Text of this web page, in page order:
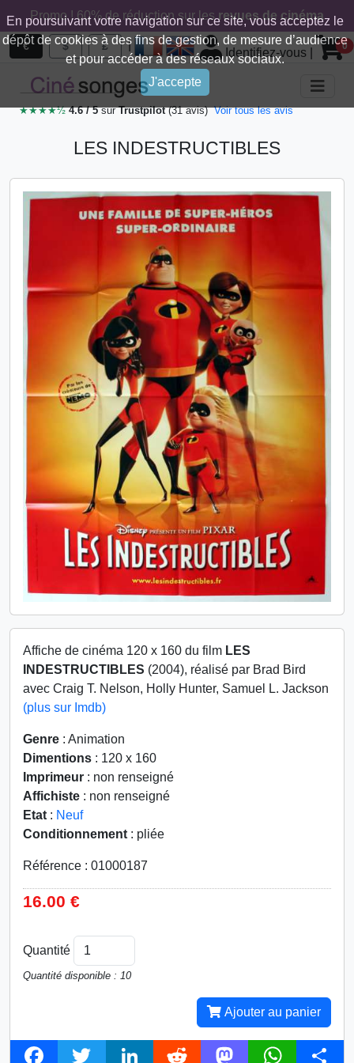
En poursuivant votre navigation sur ce site, vous acceptez le
dépôt de cookies à des fins de gestion, de mesure d’audience
et pour accéder à des réseaux sociaux.
J'accepte
Promo ! 60% de réduction sur lesrevues de cinéma
€ $ £ |
Identifiez-vous 0
★★★★½4.6 / 5surTrustpilot(31 avis) Voir tous les avis
LES INDESTRUCTIBLES
Affiche de cinéma 120 x 160 du film LES
INDESTRUCTIBLES (2004), réalisé par Brad Bird
avec Craig T. Nelson, Holly Hunter, Samuel L. Jackson
(plus sur Imdb)
Genre : Animation
Dimentions : 120 x 160
Imprimeur : non renseigné
Affichiste : non renseigné
Etat : Neuf
Conditionnement : pliée
Référence : 01000187
16.00 €
Quantité
Quantité disponible : 10
Ajouter au panier
F
T
L
R
M
W
S